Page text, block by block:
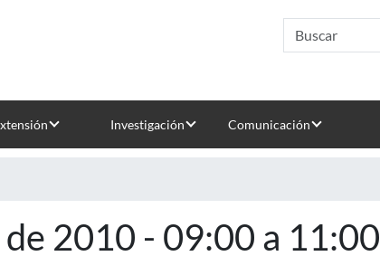
Investigación Comunicación
2010 - 09:00 a 11:00